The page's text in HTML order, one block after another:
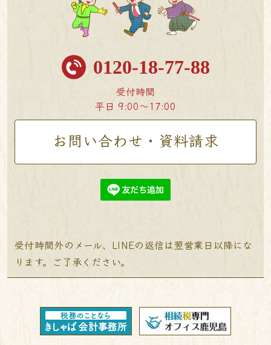
0120-18-77-88
受付時間
平日 9:00〜17:00
お問い合わせ・資料請求
受付時間外のメール、LINEの返信は翌営業日以降にな
ります。ご了承ください。